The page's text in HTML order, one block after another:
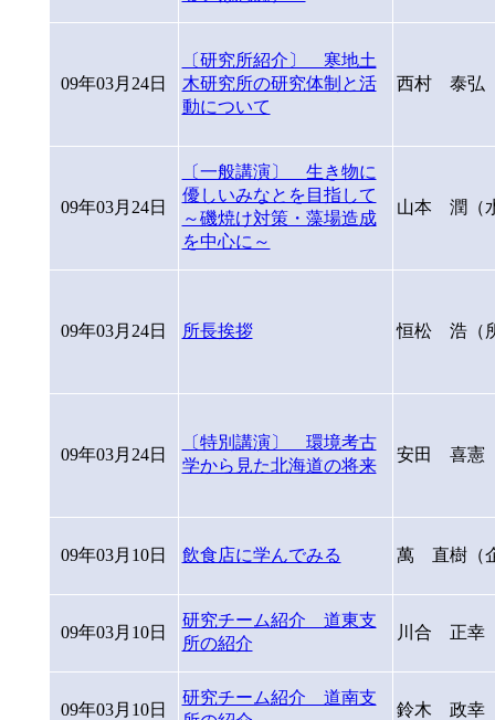
09年03月24日
〔研究所紹介〕 寒地土
木研究所の研究体制と活
動について
西村 泰弘
09年03月24日
〔一般講演〕 生き物に
優しいみなとを目指して
～磯焼け対策・藻場造成
を中心に～
山本 潤（
09年03月24日 所長挨拶 恒松 浩（
09年03月24日
〔特別講演〕 環境考古
学から見た北海道の将来
安田 喜憲
09年03月10日 飲食店に学んでみる 萬 直樹（
09年03月10日
研究チーム紹介 道東支
所の紹介
川合 正幸
09年03月10日
研究チーム紹介 道南支
鈴木 政幸